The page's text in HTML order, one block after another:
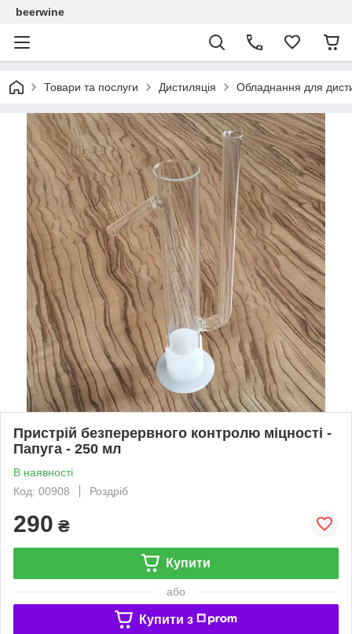
beerwine
Товари та послуги Дистиляція Обладнання для
Пристрій безперервного контролю міцності -
Папуга - 250 мл
В наявності
Код: 00908
Роздріб
290 ₴
Купити
або
Купити з